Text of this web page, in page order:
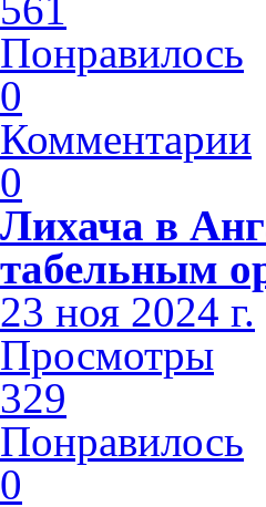
Понравилось
0
Комментарии
0
Лихача в
табельным
23 ноя 2024 г.
Просмотры
329
Понравилось
0